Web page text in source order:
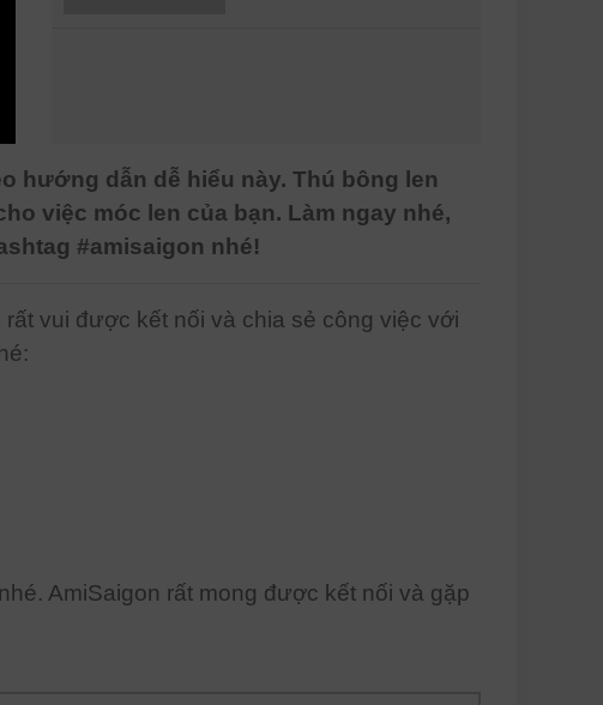
hướng dẫn dễ hiểu này. Thú bông len
việc móc len của bạn. Làm ngay nhé,
#amisaigon nhé!
vui được kết nối và chia sẻ công việc với
AmiSaigon rất mong được kết nối và gặp